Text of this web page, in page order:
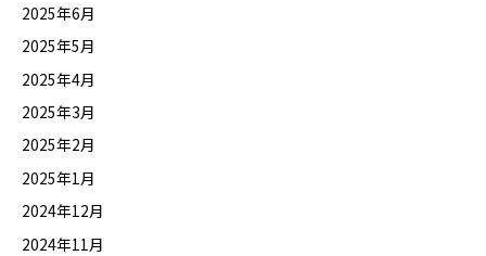
2025年6月
2025年5月
2025年4月
2025年3月
2025年2月
2025年1月
2024年12月
2024年11月